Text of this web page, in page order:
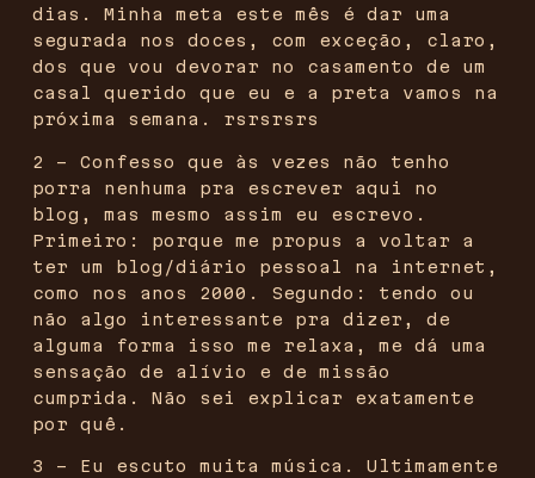
dias. Minha meta este mês é dar uma
segurada nos doces, com exceção, claro,
dos que vou devorar no casamento de um
casal querido que eu e a preta vamos na
próxima semana. rsrsrsrs
2 – Confesso que às vezes não tenho
porra nenhuma pra escrever aqui no
blog, mas mesmo assim eu escrevo.
Primeiro: porque me propus a voltar a
ter um blog/diário pessoal na internet,
como nos anos 2000. Segundo: tendo ou
não algo interessante pra dizer, de
alguma forma isso me relaxa, me dá uma
sensação de alívio e de missão
cumprida. Não sei explicar exatamente
por quê.
3 – Eu escuto muita música. Ultimamente